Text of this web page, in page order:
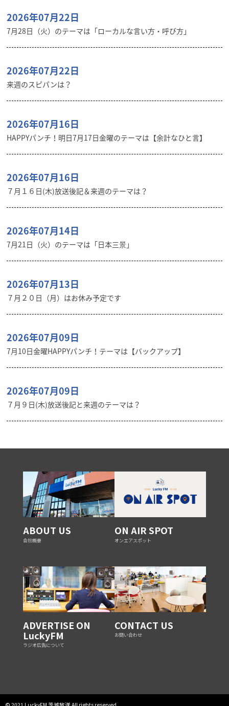
2026年07月22日
7月28日（火）のテーマは「ローカルな言い方・呼び方」
2026年07月22日
来週のスピパンは？
2026年07月16日
HAPPYパンチ！明日7月17日金曜のテーマは【余計なひと言】
2026年07月16日
７月１６日(木)放送後記＆来週のテーマは？
2026年07月14日
7月21日（火）のテーマは「日本三景」
2026年07月13日
７月２０日（月）はお休み予定です
2026年07月09日
7月10日金曜HAPPYパンチ！テーマは【バックアップ】
2026年07月09日
７月９日(木)放送後記と来週のテーマは？
ABOUT US
会社概要
ON AIR SPOT
オンエアスポット
ADVERTISE ON
LuckyFM
ラジオ広告について
CONTACT US
お問い合わせ